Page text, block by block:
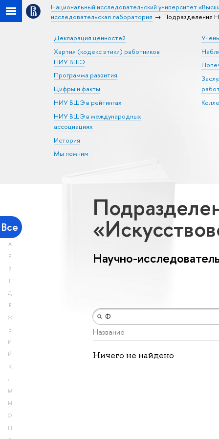
Национальный исследовательский университет
исследовательская лаборатория
Подразделения
Декларация ценностей
Хартия (кодекс этики) работников
НИУ ВШЭ
Программа развития
Цифры и факты
НИУ ВШЭ в рейтингах
НИУ ВШЭ в международных
ассоциациях
История
Мы помним
Все
А
Б
В
Г
Д
Е
Ж
З
И
Й
К
Л
М
Н
О
П
Научно-
Название
Ничего не найдено